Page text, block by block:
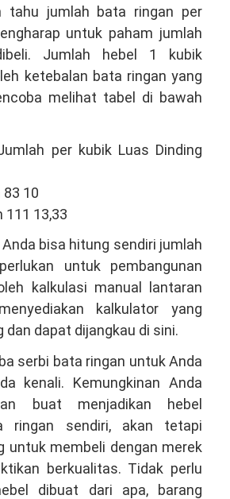
tahu jumlah bata ringan per
untuk paham jumlah
Jumlah hebel 1 kubik
ketebalan bata ringan yang
melihat tabel di bawah
per kubik Luas Dinding
83 10
111 13,33
Anda bisa hitung sendiri jumlah
untuk pembangunan
kalkulasi manual lantaran
kalkulator yang
dan dapat dijangkau di sini.
serbi bata ringan untuk Anda
kenali. Kemungkinan Anda
buat menjadikan hebel
ringan sendiri, akan tetapi
untuk membeli dengan merek
berkualitas. Tidak perlu
dibuat dari apa, barang